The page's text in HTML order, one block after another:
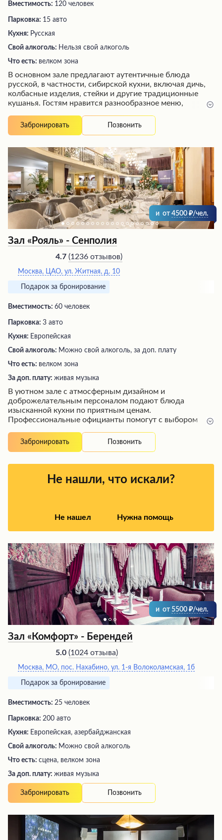
Вместимость: 120 человек
Парковка: 15 авто
Кухня: Русская
Свой алкоголь: Нельзя свой алкоголь
Что есть: велком зона
В основном зале предлагают аутентичные блюда
русской, в частности, сибирской кухни, включая дичь,
колбасные изделия, стейки и другие традиционные
кушанья. Гостям нравится разнообразное меню,
вежливого, но ненавязчивого персонала. Атмосфера
уютная, с приглушенным освещением, комфортной
приятный фон. Также отмечают удобные мягкие кресла
на летней веранде, позволяющие неспешно
наслаждаться трапезой.
Забронировать Позвонить
и от 4500 /чел.
Зал «Рояль» - Сенполия
4.7 (1236 отзывов)
Москва, ЦАО, ул. Житная, д. 10
Подарок за бронирование
Вместимость: 60 человек
Парковка: 3 авто
Кухня: Европейская
Свой алкоголь: Можно свой алкоголь, за доп. плату
Что есть: велком зона
За доп. плату: живая музыка
В уютном зале с атмосферным дизайном и
доброжелательным персоналом подают блюда
изысканной кухни по приятным ценам.
Профессиональные официанты помогут с выбором
отдохнуть в комфортной обстановке этого
замечательного заведения, которое многие гости
Забронировать Позвонить
Не нашли, что искали?
Не нашел Нужна помощь
и от 5500 /чел.
Зал «Комфорт» - Берендей
5.0 (1024 отзыва)
Москва, МО, пос. Нахабино, ул. 1-я Волоколамская, 1б
Подарок за бронирование
Вместимость: 25 человек
Парковка: 200 авто
Кухня: Европейская, азербайджанская
Свой алкоголь: Можно свой алкоголь
Что есть: сцена, велком зона
За доп. плату: живая музыка
Забронировать Позвонить